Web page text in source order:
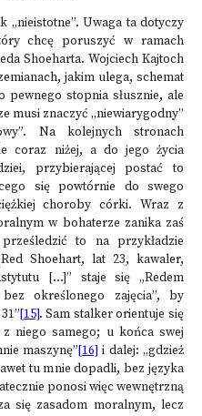
„nieistotne”. Uwaga ta dotyczy
chcę poruszyć w ramach
Shoeharta. Wojciech Kajtoch
jakim ulega, schemat
pewnego stopnia słusznie, ale
musi znaczyć „niewiarygodny”
Na kolejnych stronach
coraz niżej, a do jego życia
przybierającej postać to
się powtórnie do swego
choroby córki. Wraz z
w bohaterze zanika zaś
to na przykładzie
Shoehart, lat 23, kawaler,
[…]” staje się „Redem
określonego zajęcia”, by
[15]. Sam stalker orientuje się
z niego samego; u końca swej
maszynę”[16] i dalej: „gdzież
tu mnie dopadli, bez języka
ponosi więc wewnętrzną
się zasadom moralnym, lecz